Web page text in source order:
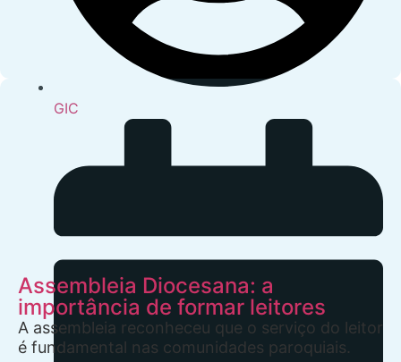
GIC
Assembleia Diocesana: a
importância de formar leitores
A assembleia reconheceu que o serviço do leitor
é fundamental nas comunidades paroquiais.